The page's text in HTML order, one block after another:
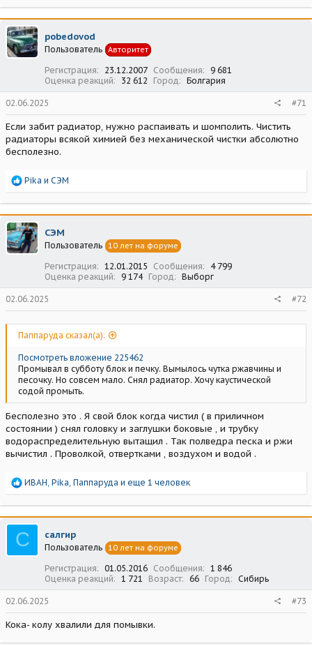
pobedovod
Пользователь Авторитет
Регистрация 23.12.2007 Сообщения
9 681
Оценка реакций
32 612 Город Болгария
02.06.2025 #71
Если забит радиатор, нужно распаивать и шомполить. Чистить
радиаторы всякой химией без механической чистки абсолютно
бесполезно.
Р
а
к
ц
и
и
Pika и СЭМ
СЭМ
Пользователь 10 лет на форуме
Регистрация 12.01.2015 Сообщения
4 799
Оценка реакций
9 174 Город Выборг
02.06.2025 #72
Паппаруда сказал(а):
Посмотреть вложение 225462
Промывал в субботу блок и печку. Вымылось чутка ржавчины и
песочку. Но совсем мало. Снял радиатор. Хочу каустической
содой промыть.
Бесполезно это . Я свой блок когда чистил ( в приличном
состоянии ) снял головку и заглушки боковые , и трубку
водораспределительную вытащил . Так полведра песка и ржи
вычистил . Проволкой, отвертками , воздухом и водой .
Р
а
к
ц
и
и
ИВАН Pika Паппаруда и еще 1 человек
С салгир
Пользователь 10 лет на форуме
Регистрация 01.05.2016 Сообщения
1 846
Оценка реакций
1 721 Возраст 66 Город Сибирь
02.06.2025 #73
Кока- колу хвалили для помывки.